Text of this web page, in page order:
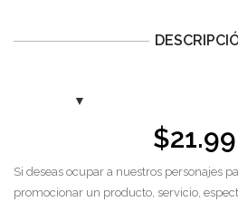
$
Si deseas ocupar a nuestros personajes
promocionar un producto, servicio,